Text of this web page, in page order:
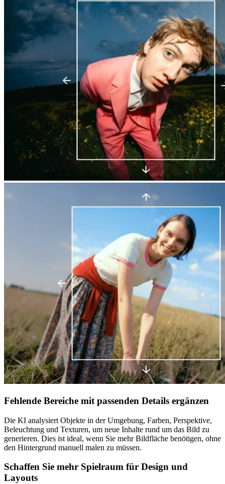
Fehlende Bereiche mit passenden Details ergänzen
Die KI analysiert Objekte in der Umgebung, Farben, Perspektive,
Beleuchtung und Texturen, um neue Inhalte rund um das Bild zu
generieren. Dies ist ideal, wenn Sie mehr Bildfläche benötigen, ohne
den Hintergrund manuell malen zu müssen.
Schaffen Sie mehr Spielraum für Design und
Layouts